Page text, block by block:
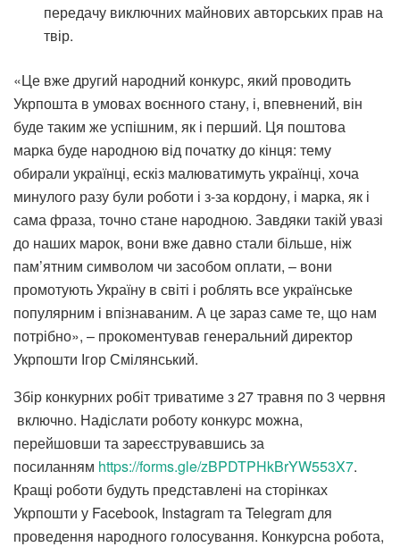
передачу виключних майнових авторських прав на
твір.
«Це вже другий народний конкурс, який проводить
Укрпошта в умовах воєнного стану, і, впевнений, він
буде таким же успішним, як і перший. Ця поштова
марка буде народною від початку до кінця: тему
обирали українці, ескіз малюватимуть українці, хоча
минулого разу були роботи і з-за кордону, і марка, як і
сама фраза, точно стане народною. Завдяки такій увазі
до наших марок, вони вже давно стали більше, ніж
пам’ятним символом чи засобом оплати, – вони
промотують Україну в світі і роблять все українське
популярним і впізнаваним. А це зараз саме те, що нам
потрібно», – прокоментував генеральний директор
Укрпошти Ігор Смілянський.
Збір конкурних робіт триватиме з 27 травня по 3 червня
включно. Надіслати роботу конкурс можна,
перейшовши та зареєструвавшись за
посиланням https://forms.gle/zBPDTPHkBrYW553X7.
Кращі роботи будуть представлені на сторінках
Укрпошти у Facebook, Instagram та Telegram для
проведення народного голосування. Конкурсна робота,